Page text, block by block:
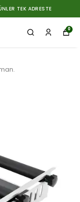
TEK ADRESTE
0